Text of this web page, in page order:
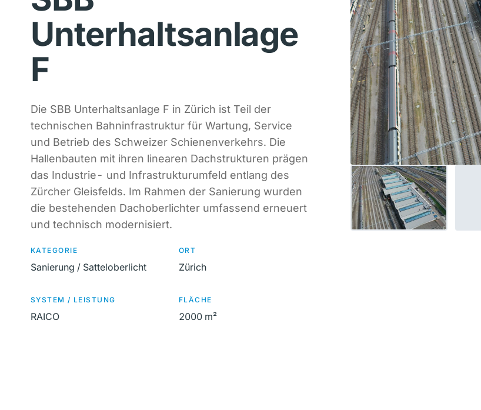
Unterhaltsanlage
F
Die SBB Unterhaltsanlage F in Zürich ist Teil der
technischen Bahninfrastruktur für Wartung, Service
und Betrieb des Schweizer Schienenverkehrs. Die
Hallenbauten mit ihren linearen Dachstrukturen prägen
das Industrie- und Infrastrukturumfeld entlang des
Zürcher Gleisfelds. Im Rahmen der Sanierung wurden
die bestehenden Dachoberlichter umfassend erneuert
und technisch modernisiert.
KATEGORIE
Sanierung / Satteloberlicht
ORT
Zürich
SYSTEM / LEISTUNG
RAICO
FLÄCHE
2000 m²